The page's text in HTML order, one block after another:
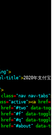
>
title">2020年支付宝
>
class="nav nav-tabs">
="active"><a href=
href="#two"
data-
href="#f" data-toggle
href="#q" data-toggle
href="#about"
data-